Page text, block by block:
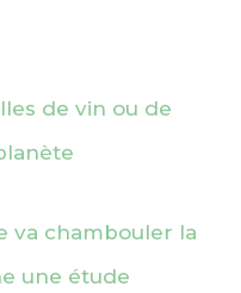
de vin ou de
va chambouler la
une étude